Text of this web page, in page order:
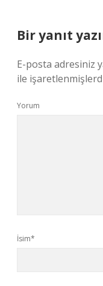
Bir yanıt
E-posta adresiniz
ile
Yorum
İsim*